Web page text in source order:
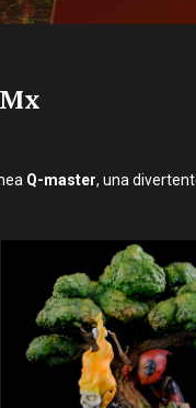
Q-master, una